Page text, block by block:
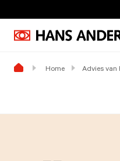
Home Advies van